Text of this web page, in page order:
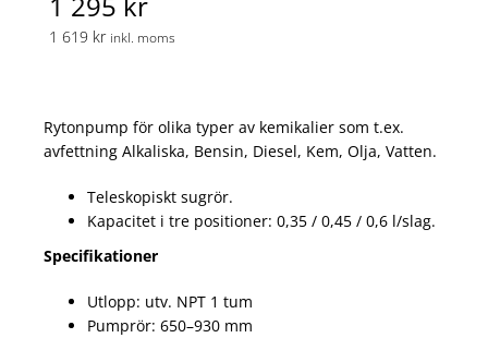
1 619 kr inkl. moms
Rytonpump för olika typer av kemikalier som t.ex.
avfettning Alkaliska, Bensin, Diesel, Kem, Olja, Vatten.
Teleskopiskt sugrör.
Kapacitet i tre positioner: 0,35 / 0,45 / 0,6 l/slag.
Specifikationer
Utlopp: utv. NPT 1 tum
Pumprör: 650–930 mm